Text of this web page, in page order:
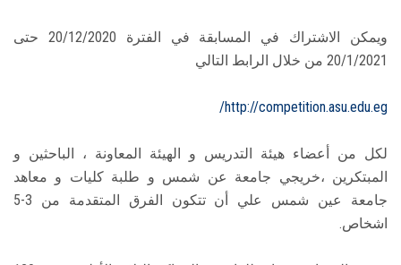
ويمكن الاشتراك في المسابقة في الفترة 20/12/2020 حتى
20/1/2021 من خلال الرابط التالي
http://competition.asu.edu.eg/
لكل من أعضاء هيئة التدريس و الهيئة المعاونة ، الباحثين و
المبتكرين ،خريجي جامعة عن شمس و طلبة كليات و معاهد
جامعة عين شمس علي أن تتكون الفرق المتقدمة من 3-5
اشخاص.